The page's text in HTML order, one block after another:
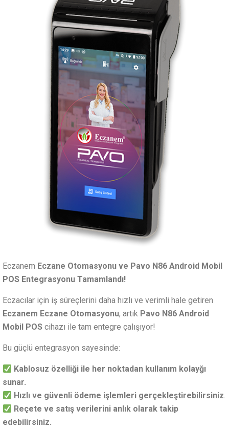
Eczanem Eczane Otomasyonu ve Pavo N86 Android Mobil
POS Entegrasyonu Tamamlandı!
Eczacılar için iş süreçlerini daha hızlı ve verimli hale getiren
Eczanem Eczane Otomasyonu, artık Pavo N86 Android
Mobil POS cihazı ile tam entegre çalışıyor!
Bu güçlü entegrasyon sayesinde:
Kablosuz özelliği ile her noktadan kullanım kolayğı
sunar.
Hızlı ve güvenli ödeme işlemleri gerçekleştirebilirsiniz.
Reçete ve satış verilerini anlık olarak takip
edebilirsiniz.